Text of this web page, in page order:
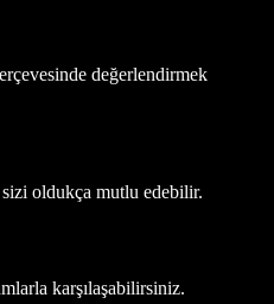
değerlendirmek
oldukça mutlu edebilir.
karşılaşabilirsiniz.